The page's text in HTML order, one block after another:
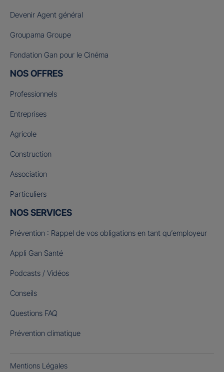
Devenir Agent général
Groupama Groupe
Fondation Gan pour le Cinéma
NOS OFFRES
Professionnels
Entreprises
Agricole
Construction
Association
Particuliers
NOS SERVICES
Prévention : Rappel de vos obligations en tant qu’employeur
Appli Gan Santé
Podcasts / Vidéos
Conseils
Questions FAQ
Prévention climatique
Mentions Légales